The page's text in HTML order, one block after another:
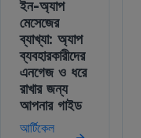
ইন-অ্যাপ
মেসেজের
ব্যাখ্যা: অ্যাপ
ব্যবহারকারীদের
এনগেজ ও ধরে
রাখার জন্য
আপনার গাইড
আর্টিকেল